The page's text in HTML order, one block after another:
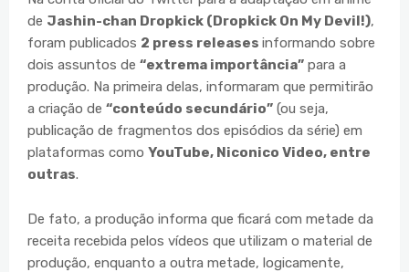
de Jashin-chan Dropkick (Dropkick On My Devil!),
foram publicados 2 press releases informando sobre
dois assuntos de “extrema importância” para a
produção. Na primeira delas, informaram que permitirão
a criação de “conteúdo secundário” (ou seja,
publicação de fragmentos dos episódios da série) em
plataformas como YouTube, Niconico Video, entre
outras.
De fato, a produção informa que ficará com metade da
receita recebida pelos vídeos que utilizam o material de
produção, enquanto a outra metade, logicamente,